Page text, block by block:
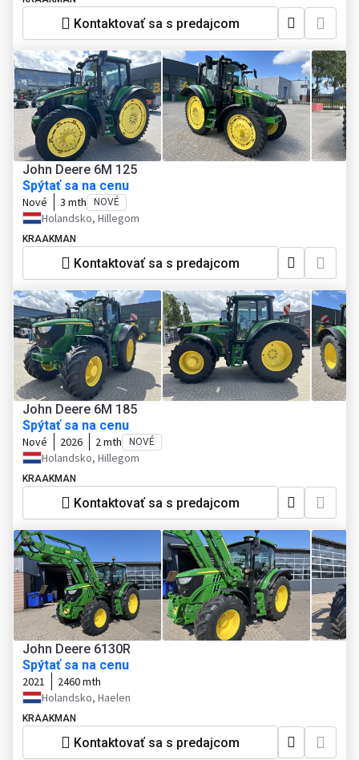
Kontaktovať sa s predajcom
John Deere 6M 125
Spýtať sa na cenu
Nové 3 mth NOVÉ
Holandsko, Hillegom
KRAAKMAN
Kontaktovať sa s predajcom
John Deere 6M 185
Spýtať sa na cenu
Nové 2026 2 mth NOVÉ
Holandsko, Hillegom
KRAAKMAN
Kontaktovať sa s predajcom
John Deere 6130R
Spýtať sa na cenu
2021
2460 mth
Holandsko, Haelen
KRAAKMAN
Kontaktovať sa s predajcom